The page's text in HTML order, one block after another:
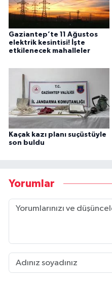
Gaziantep’te 11 Ağustos
elektrik kesintisi! İşte
etkilenecek mahalleler
Kaçak kazı planı suçüstüyle
son buldu
Yorumlar